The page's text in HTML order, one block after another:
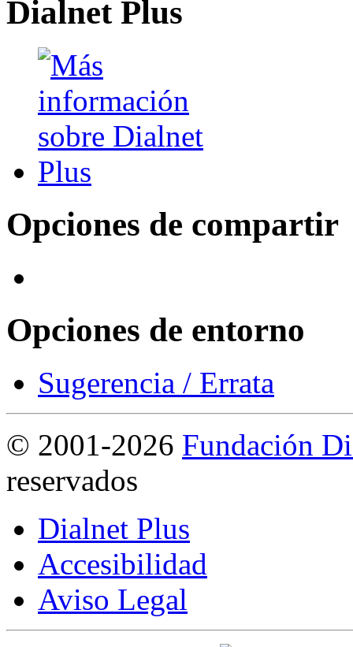
Dialnet Plus
Opciones de compartir
Opciones de entorno
Sugerencia / Errata
© 2001-2026 Fundación
reservados
Dialnet Plus
Accesibilidad
Aviso Legal